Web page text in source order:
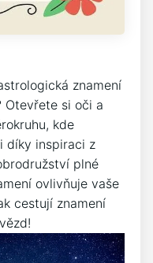
znamení
Otevřete si oči a
kde
díky inspiraci z
plné
ovlivňuje vaše
cestují znamení